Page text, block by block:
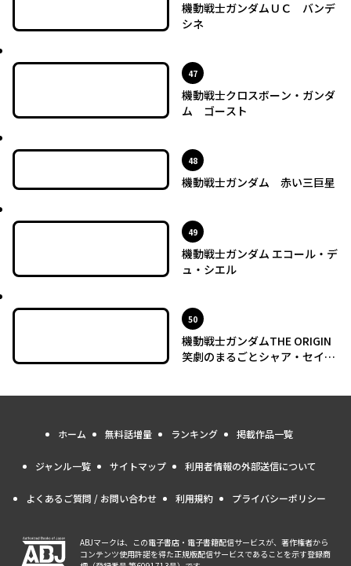
機動戦士ガンダムＵＣ バンデ
シネ
47位
機動戦士クロスボーン・ガンダ
ム ゴースト
48位
機動戦士ガンダム 赤い三巨星
49位
機動戦士ガンダム エコール・デ
ュ・シエル
50位
機動戦士ガンダムTHE ORIGIN
笑劇のまるごとシャア・セイラ
ホーム 無料話増量 ランキング 掲載作品一覧
ジャンル一覧 サイトマップ 利用者情報の外部送信について
よくあるご質問 / お問い合わせ 利用規約 プライバシーポリシー
ABJマークは、この電子書店・電子書籍配信サービスが、著作権者から
コンテンツ使用許諾を得た正規版配信サービスであることを示す登録商